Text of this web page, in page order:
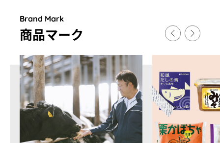
Brand Mark
商品マーク